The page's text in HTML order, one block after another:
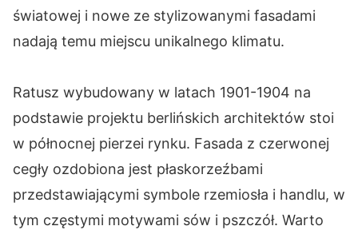
światowej i nowe ze stylizowanymi fasadami
nadają temu miejscu unikalnego klimatu.
Ratusz wybudowany w latach 1901-1904 na
podstawie projektu berlińskich architektów stoi
w północnej pierzei rynku. Fasada z czerwonej
cegły ozdobiona jest płaskorzeźbami
przedstawiającymi symbole rzemiosła i handlu, w
tym częstymi motywami sów i pszczół. Warto